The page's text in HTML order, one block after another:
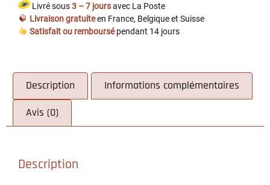
Livré sous3 – 7 joursavec La Poste
Livraison gratuiteen France, Belgique et Suisse
Satisfait ou remboursépendant 14 jours
Description Informations complémentaires
Avis (0)
Description